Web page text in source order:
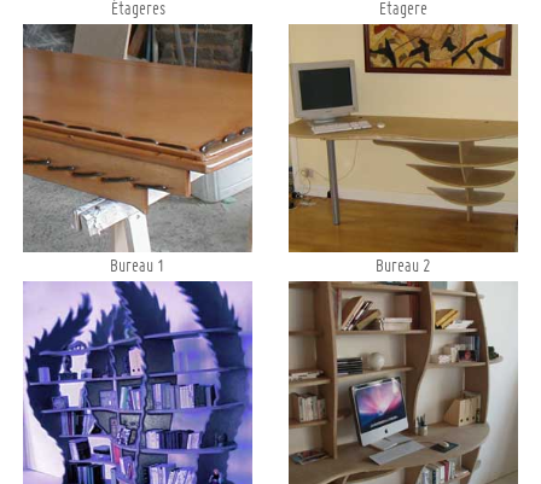
Étageres Etagere
Bureau 1 Bureau 2